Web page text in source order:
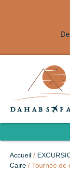
Accueil /
Caire / Tournée de